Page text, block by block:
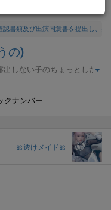
書類及び出演同意書を提出し、
の)
出しない子のちょっとした
クナンバー
🎀透けメイド🎀